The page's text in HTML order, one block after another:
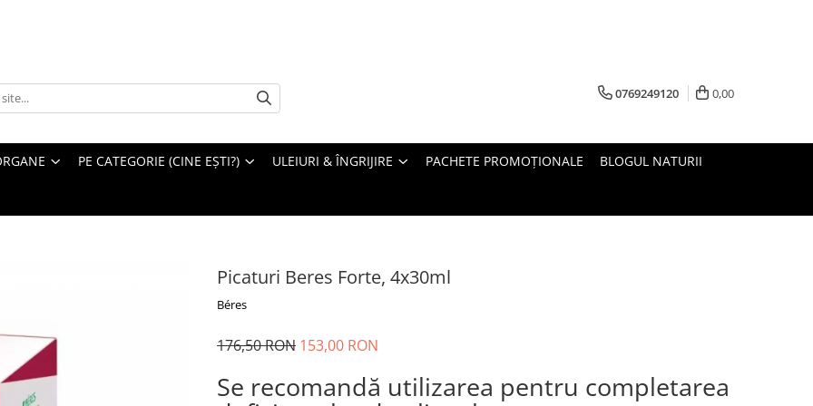
0769249120 0,00
PE CATEGORIE (CINE EȘTI?) ULEIURI & ÎNGRIJIRE PACHETE PROMOȚIONALE BLOGUL NATURII
Picaturi Beres Forte, 4x30ml
Béres
176,50 RON 153,00 RON
Se recomandă utilizarea pentru completarea